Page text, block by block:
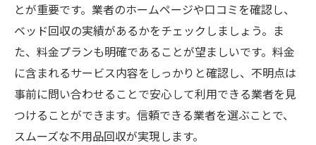
口コミを活用した業者の信頼性評価
ネット上の口コミを正しく活用する方法
手間を省く茨城県の不用品回収サービスでベッ
ドをスマートに処分
スマートなベッド処分のためのステップ
茨城県の不用品回収サービスで利用可能な
とが重要です。業者のホームページや口コミを確認し、
ベッド回収の実績があるかをチェックしましょう。ま
た、料金プランも明確であることが望ましいです。料金
に含まれるサービス内容をしっかりと確認し、不明点は
事前に問い合わせることで安心して利用できる業者を見
つけることができます。信頼できる業者を選ぶことで、
スムーズな不用品回収が実現します。